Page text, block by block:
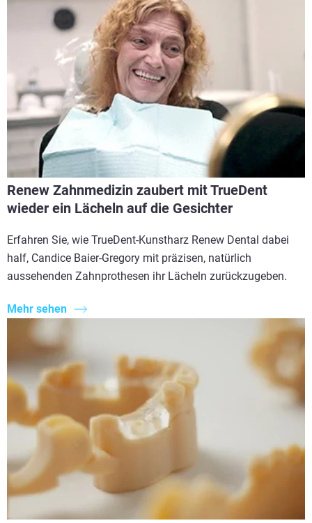
Renew Zahnmedizin zaubert mit TrueDent
wieder ein Lächeln auf die Gesichter
Erfahren Sie, wie TrueDent-Kunstharz Renew Dental dabei
half, Candice Baier-Gregory mit präzisen, natürlich
aussehenden Zahnprothesen ihr Lächeln zurückzugeben.
Mehr sehen